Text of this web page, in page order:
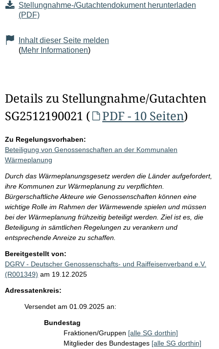
Stellungnahme-/Gutachtendokument herunterladen
(PDF)
Inhalt dieser Seite melden
(Mehr Informationen)
Details zu Stellungnahme/Gutachten
SG2512190021 (
PDF - 10 Seiten)
Zu Regelungsvorhaben:
Beteiligung von Genossenschaften an der Kommunalen
Wärmeplanung
Durch das Wärmeplanungsgesetz werden die Länder aufgefordert,
ihre Kommunen zur Wärmeplanung zu verpflichten.
Bürgerschaftliche Akteure wie Genossenschaften können eine
wichtige Rolle im Rahmen der Wärmewende spielen und müssen
bei der Wärmeplanung frühzeitig beteiligt werden. Ziel ist es, die
Beteiligung in sämtlichen Regelungen zu verankern und
entsprechende Anreize zu schaffen.
Bereitgestellt von:
DGRV - Deutscher Genossenschafts- und Raiffeisenverband e.V.
(R001349) am 19.12.2025
Adressatenkreis:
Versendet am 01.09.2025 an:
Bundestag
Fraktionen/Gruppen [alle SG dorthin]
Mitglieder des Bundestages [alle SG dorthin]